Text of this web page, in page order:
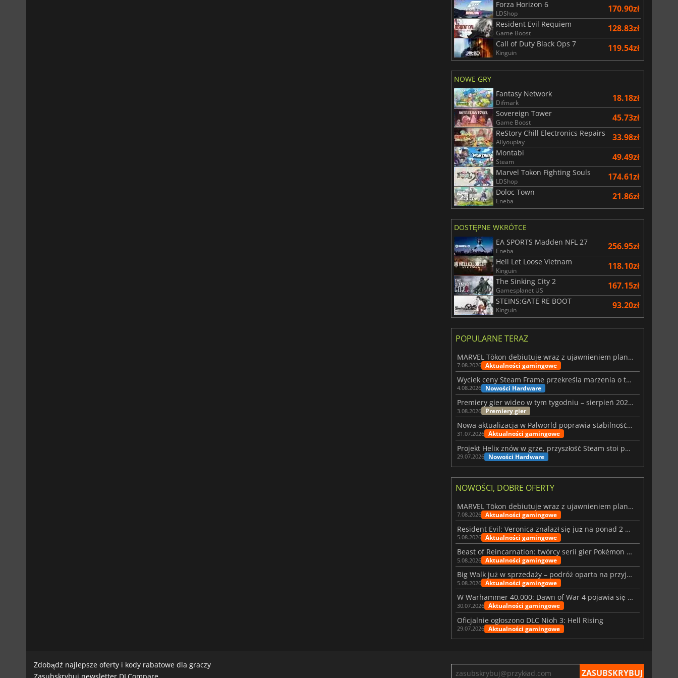
Forza Horizon 6
LDShop 170.90zł
Resident Evil Requiem
Game Boost 128.83zł
Call of Duty Black Ops 7
Kinguin 119.54zł
NOWE GRY
Fantasy Network
Difmark 18.18zł
Sovereign Tower
Game Boost 45.73zł
ReStory Chill Electronics Repairs
Allyouplay 33.98zł
Montabi
Steam 49.49zł
Marvel Tokon Fighting Souls
LDShop 174.61zł
Doloc Town
Eneba 21.86zł
DOSTĘPNE WKRÓTCE
EA SPORTS Madden NFL 27
Eneba 256.95zł
Hell Let Loose Vietnam
Kinguin 118.10zł
The Sinking City 2
Gamesplanet US 167.15zł
STEINS;GATE RE BOOT
Kinguin 93.20zł
POPULARNE TERAZ
MARVEL Tōkon debiutuje wraz z ujawnieniem planu rozwoju na pierwszy rok
7.08.2026 Aktualności gamingowe
Wyciek ceny Steam Frame przekreśla marzenia o tanim zestawie VR
4.08.2026 Nowości Hardware
Premiery gier wideo w tym tygodniu – sierpień 2026 r. (32. tydzień)
3.08.2026 Premiery gier
Nowa aktualizacja w Palworld poprawia stabilność Sunreach i walk z bossami
31.07.2026 Aktualności gamingowe
Projekt Helix znów w grze, przyszłość Steam stoi pod znakiem zapytania
29.07.2026 Nowości Hardware
NOWOŚCI, DOBRE OFERTY
MARVEL Tōkon debiutuje wraz z ujawnieniem planu rozwoju na pierwszy rok
7.08.2026 Aktualności gamingowe
Resident Evil: Veronica znalazł się już na ponad 2 milionach list życzeń
5.08.2026 Aktualności gamingowe
Beast of Reincarnation: twórcy serii gier Pokémon wkraczają na nową ścieżkę
5.08.2026 Aktualności gamingowe
Big Walk już w sprzedaży – podróż oparta na przyjaźni
5.08.2026 Aktualności gamingowe
W Warhammer 40,000: Dawn of War 4 pojawia się frakcja Nekronów
30.07.2026 Aktualności gamingowe
Oficjalnie ogłoszono DLC Nioh 3: Hell Rising
29.07.2026 Aktualności gamingowe
Zdobądź najlepsze oferty i kody rabatowe dla graczy